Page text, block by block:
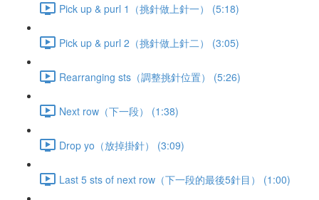
Pick up & purl 1（挑針做上針一） (5:18)
Pick up & purl 2（挑針做上針二） (3:05)
Rearranging sts（調整挑針位置） (5:26)
Next row（下一段） (1:38)
Drop yo（放掉掛針） (3:09)
Last 5 sts of next row（下一段的最後5針目） (1:00)